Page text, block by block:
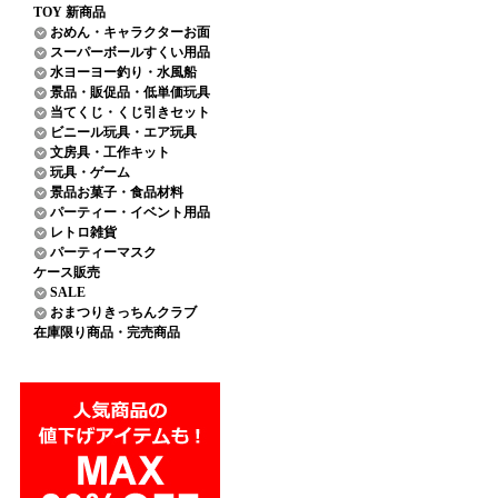
TOY 新商品
おめん・キャラクターお面
スーパーボールすくい用品
水ヨーヨー釣り・水風船
景品・販促品・低単価玩具
当てくじ・くじ引きセット
ビニール玩具・エア玩具
文房具・工作キット
玩具・ゲーム
景品お菓子・食品材料
パーティー・イベント用品
レトロ雑貨
パーティーマスク
ケース販売
SALE
おまつりきっちんクラブ
在庫限り商品・完売商品